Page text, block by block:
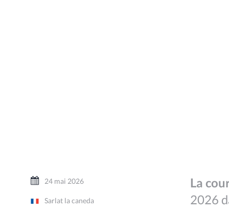
24 mai 2026
Sarlat la caneda
La
2026